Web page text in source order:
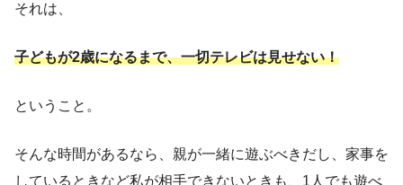
それは、
子どもが2歳になるまで、一切テレビは見せない！
ということ。
そんな時間があるなら、親が一緒に遊ぶべきだし、家事を
しているときなど私が相手できないときも、1人でも遊べ